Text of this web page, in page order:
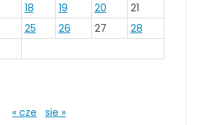
18 19 20
21
25 26 27
28
« cze sie »